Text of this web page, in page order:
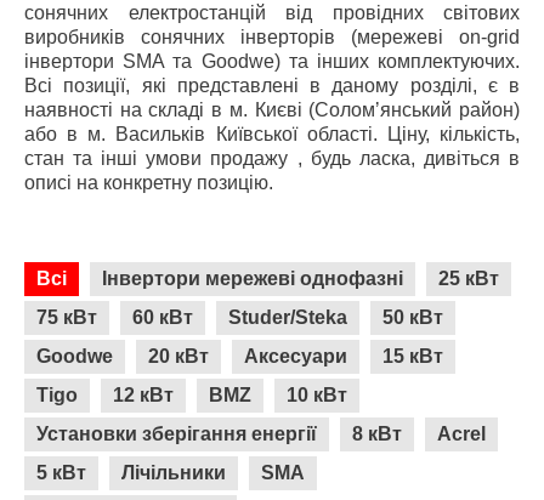
сонячних електростанцій від провідних світових
виробників сонячних інверторів (мережеві on-grid
інвертори SMA та Goodwe) та інших комплектуючих.
Всі позиції, які представлені в даному розділі, є в
наявності на складі в м. Києві (Соломʼянський район)
або в м. Васильків Київської області. Ціну, кількість,
стан та інші умови продажу , будь ласка, дивіться в
описі на конкретну позицію.
Всі Інвертори мережеві однофазні
25 кВт
75 кВт
60 кВт Studer/Steka
50 кВт
Goodwe
20 кВт Аксесуари
15 кВт
Tigo
12 кВт BMZ
10 кВт
Установки зберігання енергії
8 кВт
Acrel
5 кВт
Лічільники
SMA